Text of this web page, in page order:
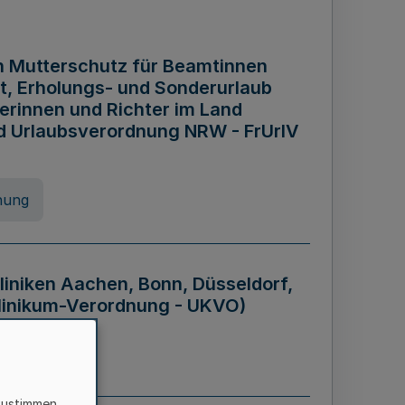
Mutterschutz für Beamtinnen
Erholungs- und Sonderurlaub
und Richter im Land
NRW - FrUrlV
Aachen, Bonn, Düsseldorf,
Verordnung - UKVO)